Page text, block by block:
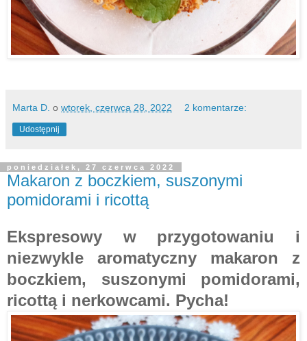
Marta D. o wtorek, czerwca 28, 2022 2 komentarze:
Udostępnij
poniedziałek, 27 czerwca 2022
Makaron z boczkiem, suszonymi
pomidorami i ricottą
Ekspresowy w przygotowaniu i
niezwykle aromatyczny makaron z
boczkiem, suszonymi pomidorami,
ricottą i nerkowcami. Pycha!